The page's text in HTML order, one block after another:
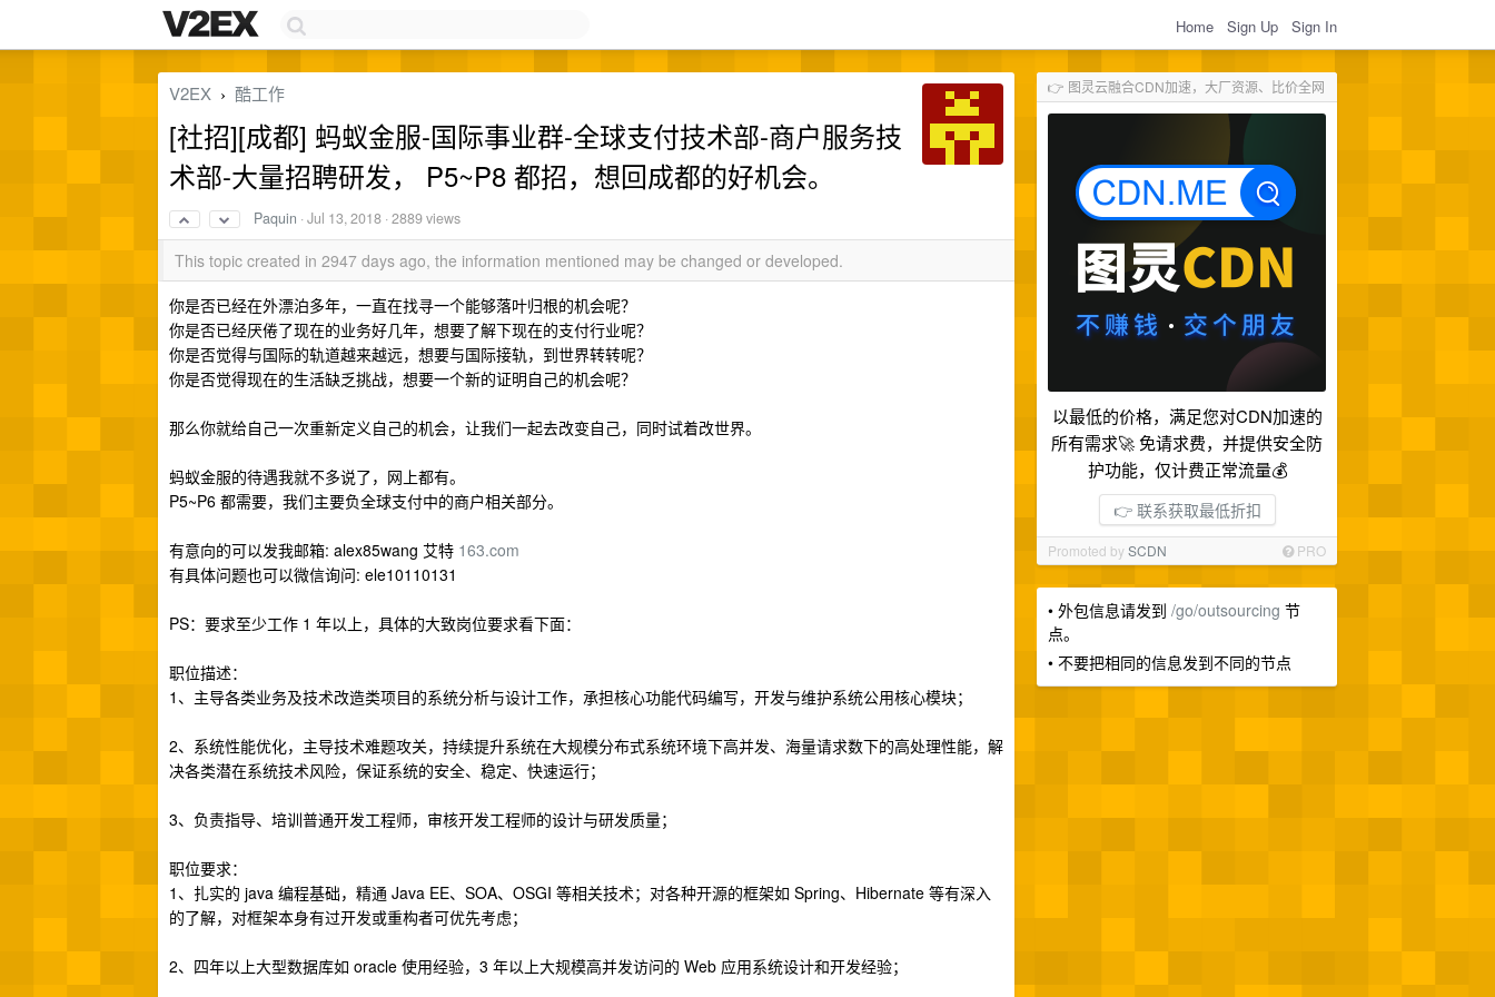
Home Sign Up Sign In
👉 图灵云融合CDN加速，大厂资源、比价全网
以最低的价格，满足您对CDN加速的
所有需求🚀 免请求费，并提供安全防
护功能，仅计费正常流量💰
👉 联系获取最低折扣
Promoted bySCDN PRO
• 外包信息请发到 /go/outsourcing 节
点。
• 不要把相同的信息发到不同的节点
V2EX › 酷工作
[社招][成都] 蚂蚁金服-国际事业群-全球支付技术部-商户服务技
术部-大量招聘研发， P5~P8 都招，想回成都的好机会。
Paquin ·Jul 13, 2018 · 2889 views
This topic created in 2947 days ago, the information mentioned may be changed or developed.
你是否已经在外漂泊多年，一直在找寻一个能够落叶归根的机会呢？
你是否已经厌倦了现在的业务好几年，想要了解下现在的支付行业呢？
你是否觉得与国际的轨道越来越远，想要与国际接轨，到世界转转呢？
你是否觉得现在的生活缺乏挑战，想要一个新的证明自己的机会呢？
那么你就给自己一次重新定义自己的机会，让我们一起去改变自己，同时试着改世界。
蚂蚁金服的待遇我就不多说了，网上都有。
P5~P6 都需要，我们主要负全球支付中的商户相关部分。
有意向的可以发我邮箱: alex85wang 艾特 163.com
有具体问题也可以微信询问: ele10110131
PS：要求至少工作 1 年以上，具体的大致岗位要求看下面：
职位描述：
1、主导各类业务及技术改造类项目的系统分析与设计工作，承担核心功能代码编写，开发与维护系统公用核心模块；
2、系统性能优化，主导技术难题攻关，持续提升系统在大规模分布式系统环境下高并发、海量请求数下的高处理性能，解
决各类潜在系统技术风险，保证系统的安全、稳定、快速运行；
3、负责指导、培训普通开发工程师，审核开发工程师的设计与研发质量；
职位要求：
1、扎实的 java 编程基础，精通 Java EE、SOA、OSGI 等相关技术；对各种开源的框架如 Spring、Hibernate 等有深入
的了解，对框架本身有过开发或重构者可优先考虑；
2、四年以上大型数据库如 oracle 使用经验，3 年以上大规模高并发访问的 Web 应用系统设计和开发经验；